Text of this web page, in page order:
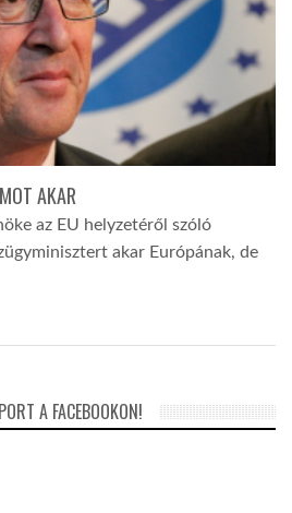
AKAR
az EU helyzetéről szóló
akar Európának, de
A FACEBOOKON!